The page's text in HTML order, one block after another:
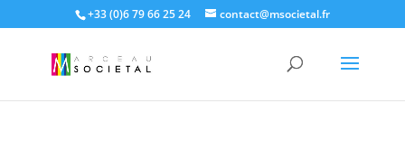
+33 (0)6 79 66 25 24 contact@msocietal.fr